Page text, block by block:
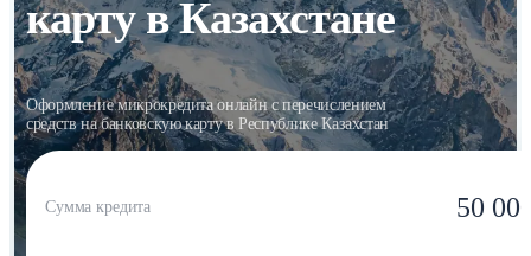
карту в Казахстане
Оформление микрокредита онлайн с перечислением
средств на банковскую карту в Республике Казахстан
Сумма кредита 50